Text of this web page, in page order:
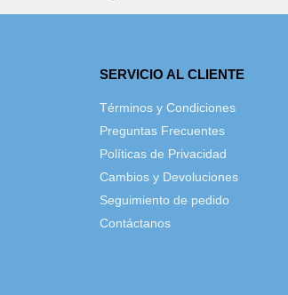
SERVICIO AL CLIENTE
Términos y Condiciones
Preguntas Frecuentes
Políticas de Privacidad
Cambios y Devoluciones
Seguimiento de pedido
Contáctanos